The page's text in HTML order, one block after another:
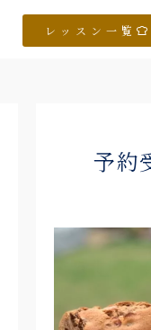
レッスン一覧
予約